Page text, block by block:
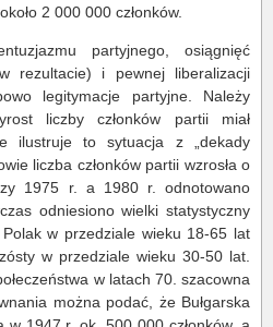
2 000 000 członków.
partyjnego, osiągnięć
rezultacie) i pewnej liberalizacji
legitymacje partyjne. Należy
liczby członków partii miał
ilustruje to sytuacja z „dekady
liczba członków partii wzrosła o
1975 r. a 1980 r. odnotowano
odniesiono wielki statystyczny
w przedziale wieku 18-65 lat
w przedziale wieku 30-50 lat.
w latach 70. szacowna
można podać, że Bułgarska